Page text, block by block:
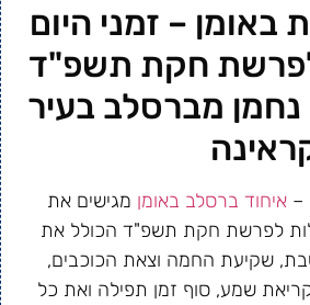
באומן – זמני היום
חקת תשפ"ד
נחמן מברסלב בעיר
– איחוד ברסלב באומן מגישים את
לפרשת חקת תשפ"ד הכולל את
שקיעת החמה וצאת הכוכבים,
שמע, סוף זמן תפילה ואת כל